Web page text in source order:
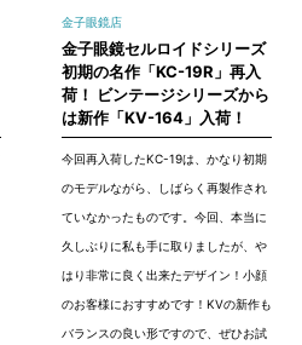
金子眼鏡店
金子眼鏡セルロイドシリーズ
初期の名作「KC-19R」再入
荷！ ビンテージシリーズから
は新作「KV-164」入荷！
今回再入荷したKC-19は、かなり初期
のモデルながら、しばらく再製作され
ていなかったものです。今回、本当に
久しぶりに私も手に取りましたが、や
はり非常に良く出来たデザイン！小顔
のお客様におすすめです！KVの新作も
バランスの良い形ですので、ぜひお試